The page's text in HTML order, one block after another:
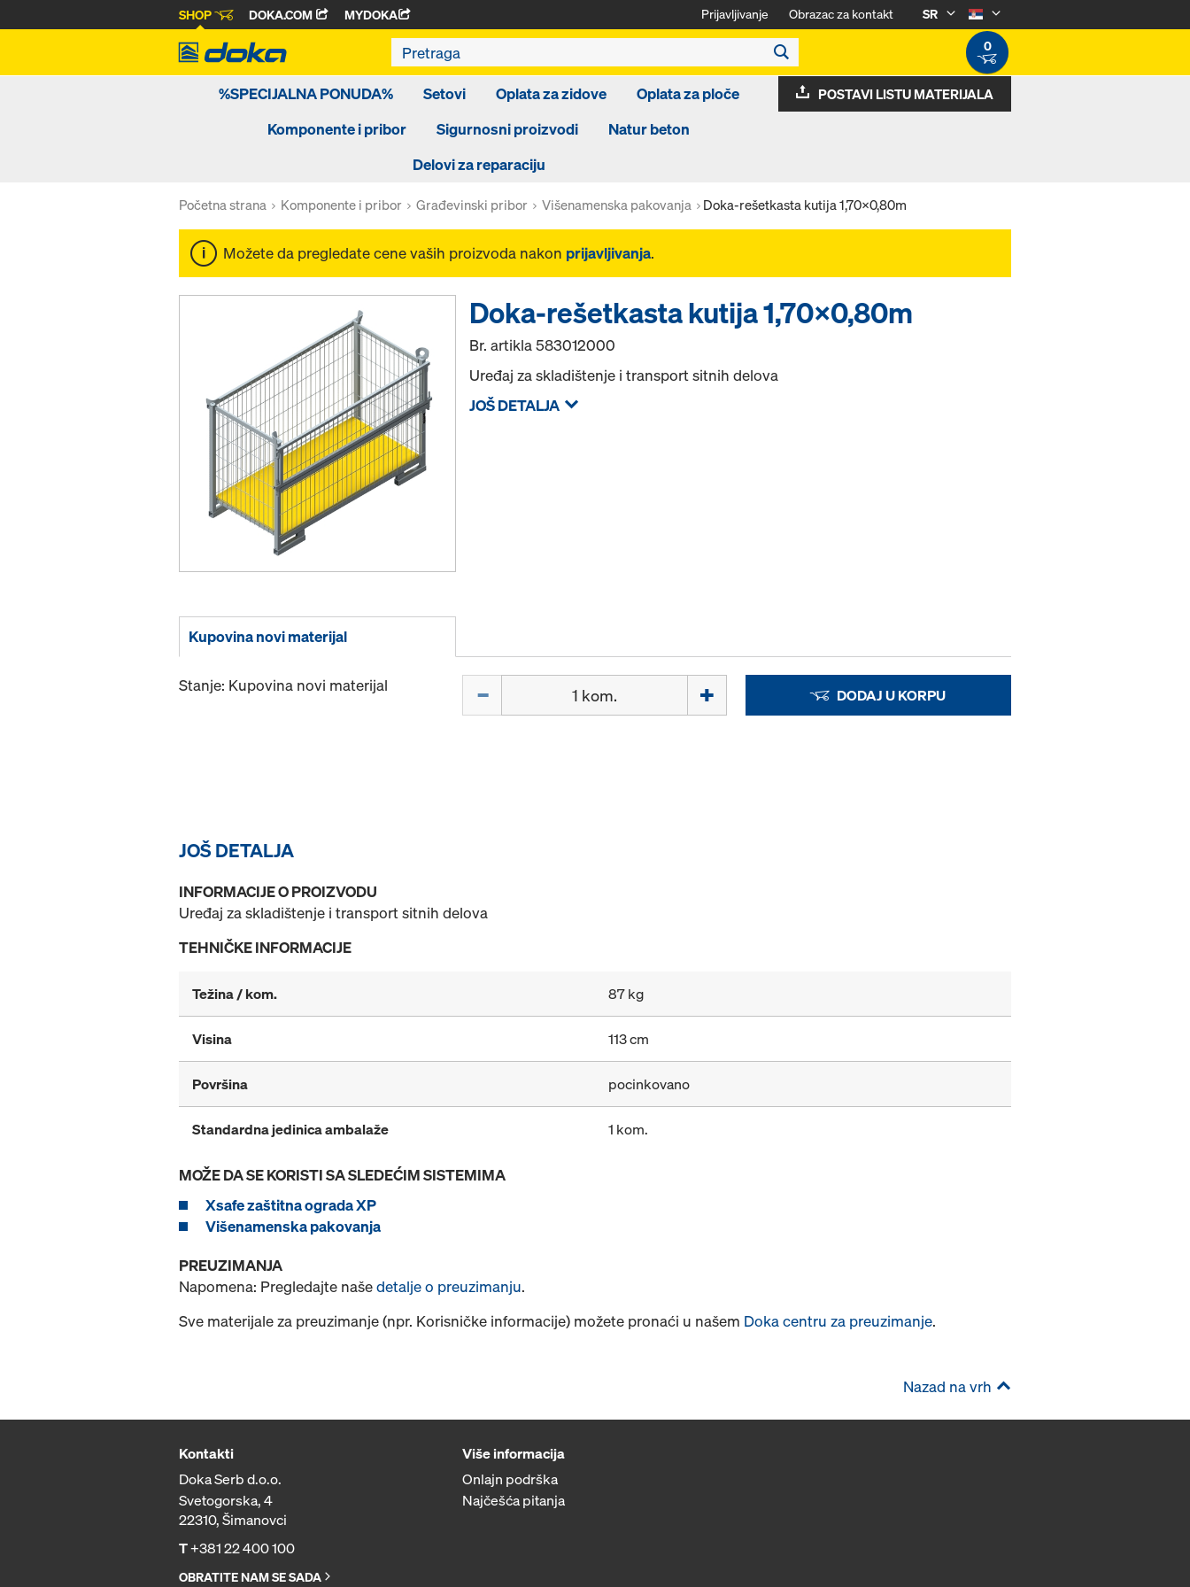
SHOP DOKA.COM MYDOKA Prijavljivanje Obrazac za kontakt
SR
0
%SPECIJALNA PONUDA% Setovi Oplata za zidove
Oplata za ploče
Komponente i pribor
Sigurnosni proizvodi
Natur beton
Delovi za reparaciju
POSTAVI LISTU MATERIJALA
Početna strana Komponente i pribor Građevinski pribor Višenamenska pakovanja Doka-rešetkasta kutija 1,70x0,80m
Možete da pregledate cene vaših proizvoda nakon prijavljivanja.
Doka-rešetkasta kutija 1,70x0,80m
Br. artikla583012000
Uređaj za skladištenje i transport sitnih delova
JOŠ DETALJA
Kupovina novi materijal
Stanje: Kupovina novi materijal DODAJ U KORPU
JOŠ DETALJA
INFORMACIJE O PROIZVODU
Uređaj za skladištenje i transport sitnih delova
TEHNIČKE INFORMACIJE
Težina / kom. 87 kg
Visina 113 cm
Površina pocinkovano
Standardna jedinica ambalaže 1 kom.
MOŽE DA SE KORISTI SA SLEDEĆIM SISTEMIMA
Xsafe zaštitna ograda XP
Višenamenska pakovanja
PREUZIMANJA
Napomena: Pregledajte našedetalje o preuzimanju.
Sve materijale za preuzimanje (npr. Korisničke informacije) možete pronaći u našem Doka centru za preuzimanje.
Nazad na vrh
Kontakti
Doka Serb d.o.o.
Svetogorska, 4
22310, Šimanovci
T+381 22 400 100
OBRATITE NAM SE SADA
Više informacija
Onlajn podrška
Najčešća pitanja